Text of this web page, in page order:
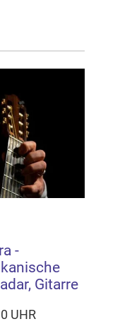
-
Gitarre
UHR